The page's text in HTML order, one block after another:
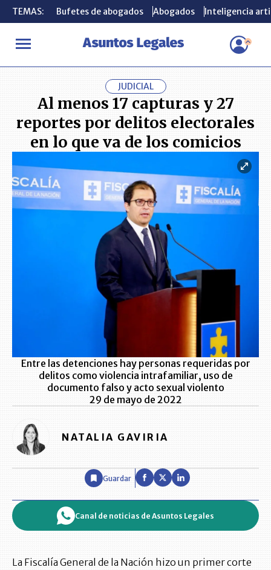
TEMAS: Bufetes de abogados Abogados Inteligencia
INICIO ACTUALIDAD Al menos 17 capturas y 27 reportes por
TEMAS: Bufetes de abogados Abogados Inteligencia
JUDICIAL
Al menos 17 capturas y 27
reportes por delitos electorales
en lo que va de los comicios
Entre las detenciones hay personas requeridas por
delitos como violencia intrafamiliar, uso de
documento falso y acto sexual violento
29 de mayo de 2022
NATALIA GAVIRIA
Guardar
Canal de noticias de Asuntos Legales
La Fiscalía General de la Nación hizo un primer corte